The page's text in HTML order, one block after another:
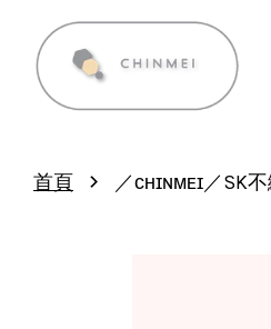
首頁 › ／ᴄʜɪɴᴍᴇɪ／SK